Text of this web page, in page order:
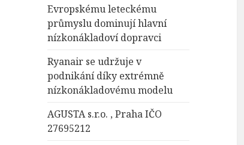
Evropskému leteckému
průmyslu dominují hlavní
nízkonákladoví dopravci
Ryanair se udržuje v
podnikání díky extrémně
nízkonákladovému modelu
AGUSTA s.r.o. , Praha IČO
27695212